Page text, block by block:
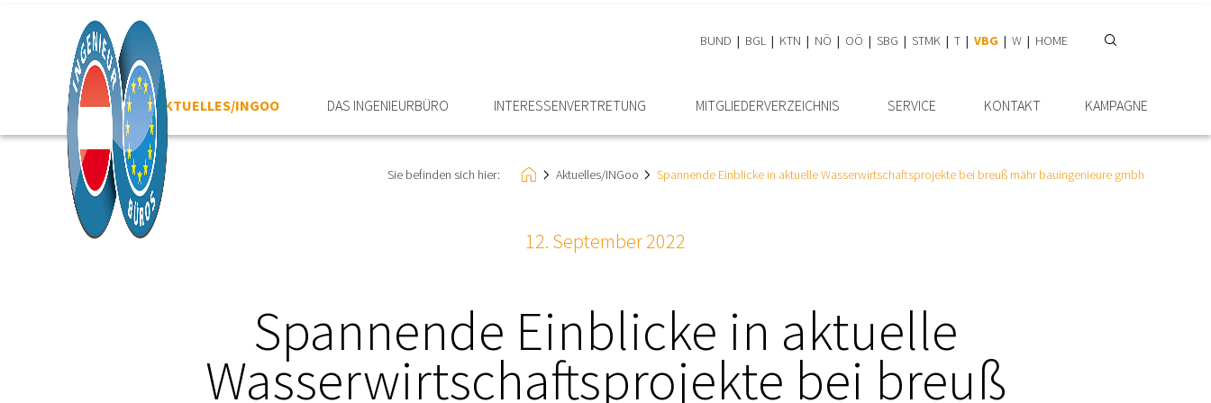
BUND BGL KTN NÖ OÖ SBG STMK T VBG W HOME
HOME AKTUELLES/INGOO DAS INGENIEURBÜRO INTERESSEN­VERTRETUNG MITGLIEDER­VERZEICHNIS SERVICE KONTAKT KAMPAGNE
Sie befinden sich hier: Aktuelles/INGoo Spannende Einblicke in aktuelle Wasserwirtschaftsprojekte bei breuß mähr bauingenieure gmbh
12. September 2022
Spannende Einblicke in aktuelle
Wasserwirtschaftsprojekte bei breuß